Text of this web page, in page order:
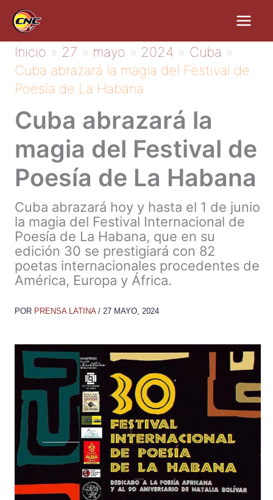
contenido
Inicio 27 mayo 2024
Cuba
Cuba abrazará la magia del Festival de
Poesía de La Habana
Cuba abrazará la
magia del Festival de
Poesía de La Habana
Cuba abrazará hoy y hasta el 1 de junio
la magia del Festival Internacional de
Poesía de La Habana, que en su
edición 30 se prestigiará con 82
poetas internacionales procedentes de
América, Europa y África.
POR PRENSA LATINA / 27 MAYO, 2024